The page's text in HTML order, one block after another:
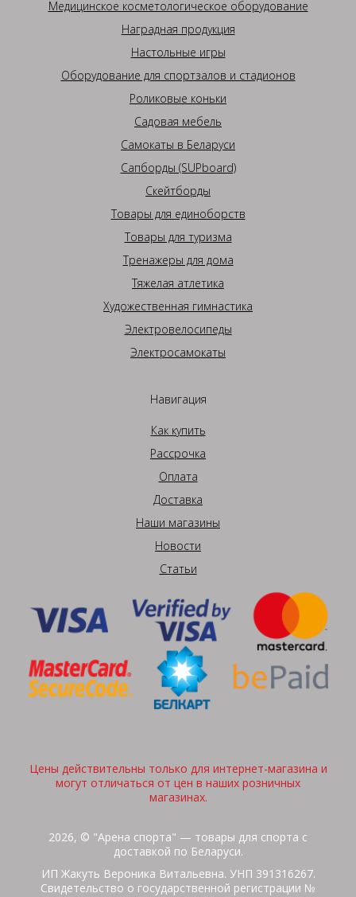
Медицинское косметологическое оборудование
Наградная продукция
Настольные игры
Оборудование для спортзалов и стадионов
Роликовые коньки
Садовая мебель
Самокаты в Беларуси
Сапборды (SUPboard)
Скейтборды
Товары для единоборств
Товары для туризма
Тренажеры для дома
Тяжелая атлетика
Художественная гимнастика
Электровелосипеды
Электросамокаты
Навигация
Как купить
Рассрочка
Оплата
Доставка
Наши магазины
Новости
Статьи
Цены действительны только для интернет-магазина и
могут отличаться от цен в наших розничных
магазинах.
2026, © "Арена спорта" — товары для спорта с
доставкой по Беларуси.
ИП Жакуть Вероника Витальевна. УНП 391316267.
Свидетельство о государственной регистрации №